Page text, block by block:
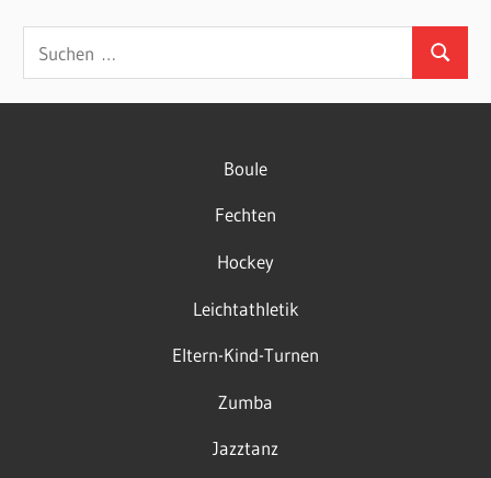
nach:
Suchen
Boule
Fechten
Hockey
Leichtathletik
Eltern-Kind-Turnen
Zumba
Jazztanz